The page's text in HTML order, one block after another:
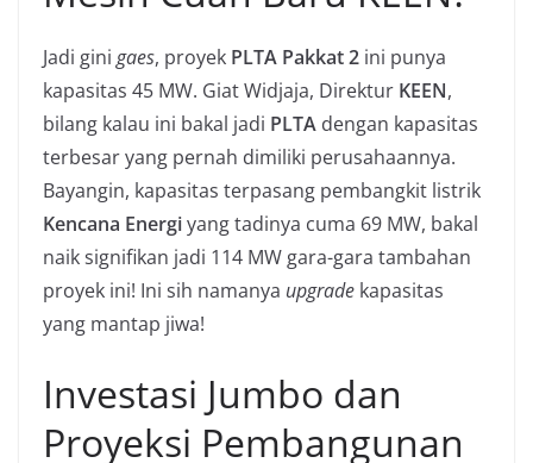
Jadi gini gaes, proyek PLTA Pakkat 2 ini punya
kapasitas 45 MW. Giat Widjaja, Direktur KEEN,
bilang kalau ini bakal jadi PLTA dengan kapasitas
terbesar yang pernah dimiliki perusahaannya.
Bayangin, kapasitas terpasang pembangkit listrik
Kencana Energiyang tadinya cuma 69 MW, bakal
naik signifikan jadi 114 MW gara-gara tambahan
proyek ini! Ini sih namanya upgrade kapasitas
yang mantap jiwa!
Investasi Jumbo dan
Proyeksi Pembangunan